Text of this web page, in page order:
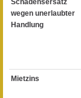
Schadensersatz
wegen unerlaubter
Handlung
Mietzins